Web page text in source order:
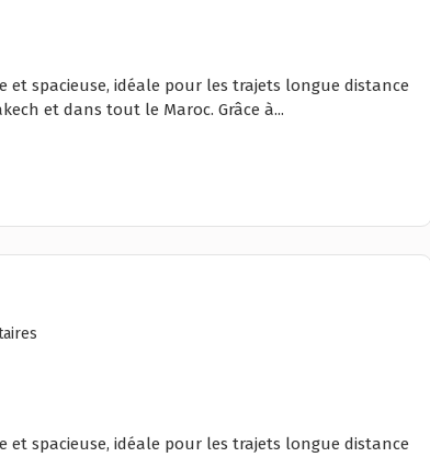
et spacieuse, idéale pour les trajets longue distance
et dans tout le Maroc. Grâce à...
et spacieuse, idéale pour les trajets longue distance